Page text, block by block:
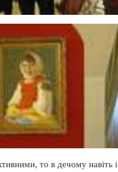
то в дечому навіть і